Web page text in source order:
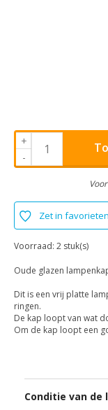
+
-
Zet in favorieten
Voorraad: 2 stuk(s)
Oude glazen
Dit is een vrij platte
ringen.
De kap loopt van wat
Om de kap loopt een
Conditie van de